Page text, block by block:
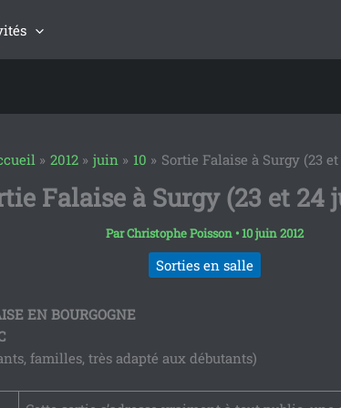
2012 juin 10 Sortie Falaise à Surgy (23
Falaise à Surgy (23 et 24
ParChristophe Poisson •10 juin 2012
Sorties en salle
EN BOURGOGNE
familles, très adapté aux débutants)